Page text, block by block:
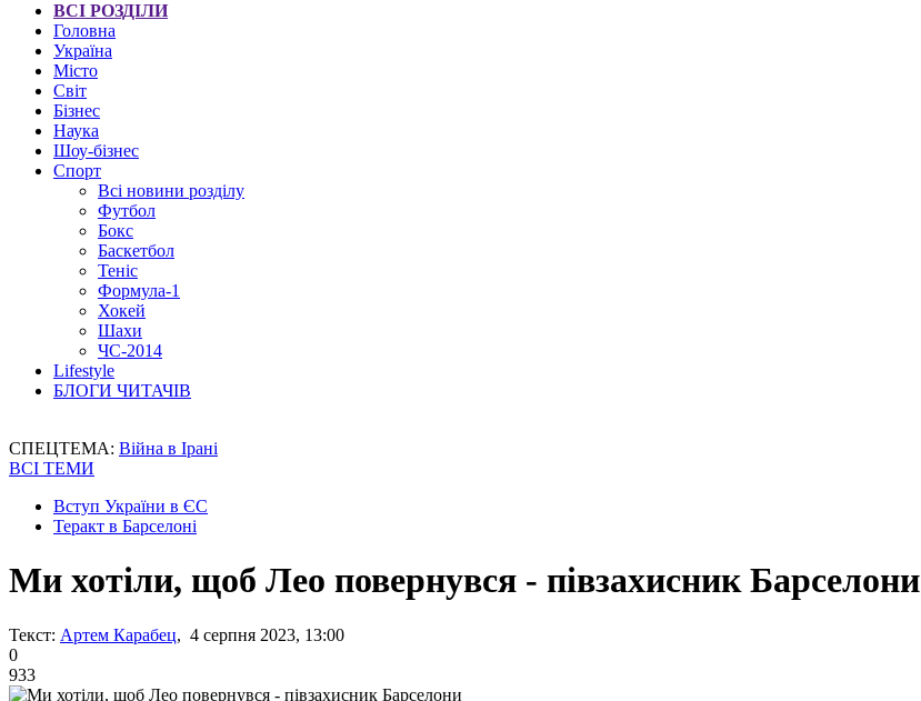
ВСІ РОЗДІЛИ
Головна
Україна
Місто
Світ
Бізнес
Наука
Шоу-бізнес
Спорт
Всі новини розділу
Футбол
Бокс
Баскетбол
Теніс
Формула-1
Хокей
Шахи
ЧС-2014
Lifestyle
БЛОГИ ЧИТАЧІВ
СПЕЦТЕМА: Війна в Ірані
ВСІ ТЕМИ
Вступ України в ЄС
Теракт в Барселоні
Ми хотіли, щоб Лео повернувся - півзахисник Барселони
Текст: Артем Карабец, 4 серпня 2023, 13:00
0
933